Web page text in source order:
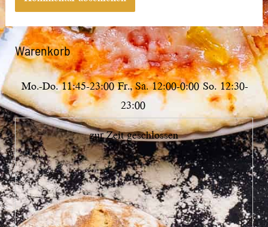
Warenkorb
Mo.-Do. 11:45-23:00 Fr., Sa. 12:00-0:00 So. 12:30-
23:00
zur Zeit geschlossen